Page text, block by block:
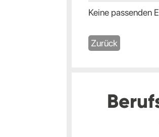
Keine passenden
Zurück